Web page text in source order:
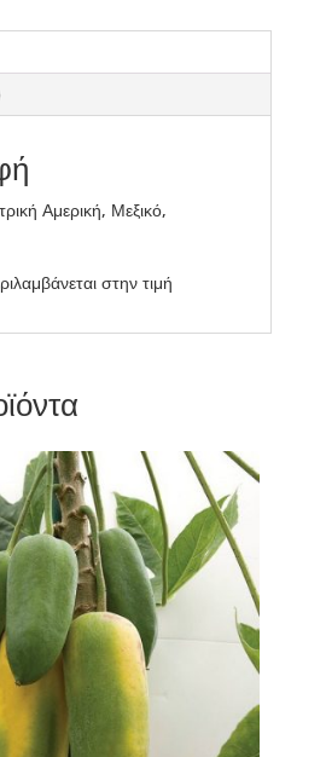
Αμερική, Μεξικό,
στην τιμή